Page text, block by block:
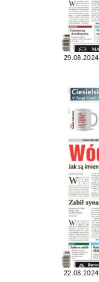
29.08.2024
22.08.2024